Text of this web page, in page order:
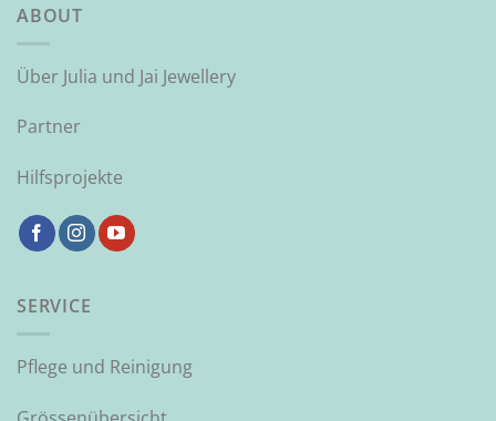
ABOUT
Über Julia und Jai Jewellery
Partner
Hilfsprojekte
SERVICE
Pflege und Reinigung